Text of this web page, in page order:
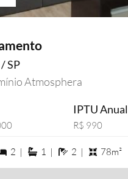
SP
Atmosphera
IPTU Anual
R$ 990
na garagem
2 dormiórios
2 | 1 suítes
1 | 2 banheiros
2 | 78m²